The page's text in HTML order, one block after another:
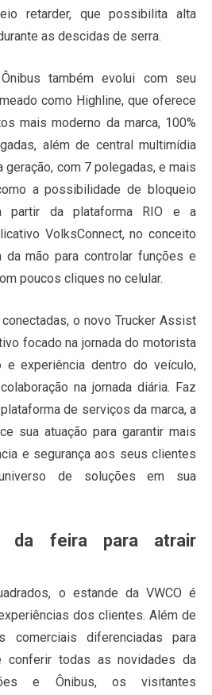
retarder, que possibilita alta
as descidas de serra.
também evolui com seu
como Highline, que oferece
mais moderno da marca, 100%
além de central multimídia
com 7 polegadas, e mais
a possibilidade de bloqueio
partir da plataforma RIO e a
VolksConnect, no conceito
da mão para controlar funções e
poucos cliques no celular.
o novo Trucker Assist
focado na jornada do motorista
experiência dentro do veículo,
na jornada diária. Faz
de serviços da marca, a
sua atuação para garantir mais
e segurança aos seus clientes
de soluções em sua
da feira para atrair
o estande da VWCO é
dos clientes. Além de
comerciais diferenciadas para
conferir todas as novidades da
e Ônibus, os visitantes